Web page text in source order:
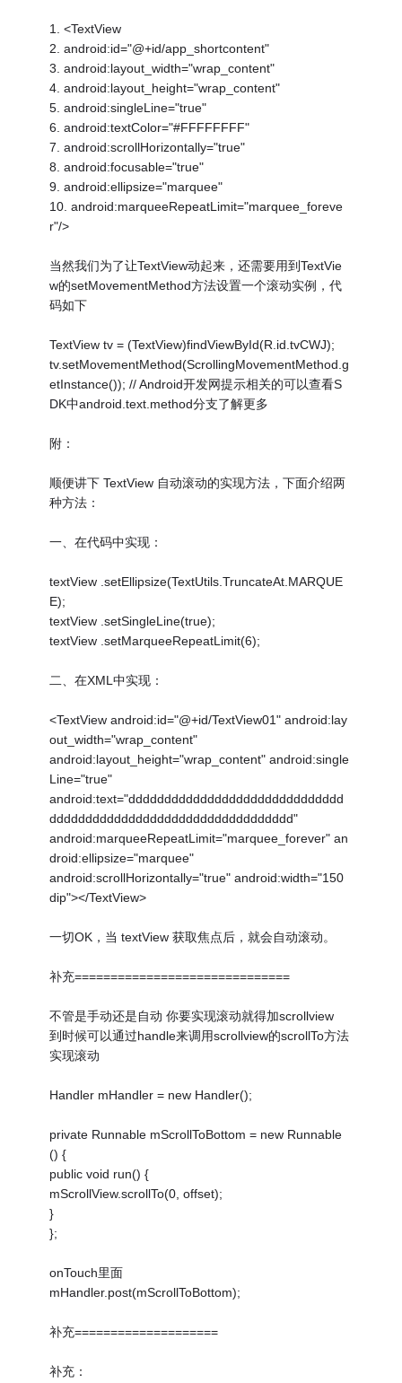
1. <TextView
2. android:id="@+id/app_shortcontent"
3. android:layout_width="wrap_content"
4. android:layout_height="wrap_content"
5. android:singleLine="true"
6. android:textColor="#FFFFFFFF"
7. android:scrollHorizontally="true"
8. android:focusable="true"
9. android:ellipsize="marquee"
10. android:marqueeRepeatLimit="marquee_foreve
r"/>
当然我们为了让TextView动起来，还需要用到TextVie
w的setMovementMethod方法设置一个滚动实例，代
码如下
TextView tv = (TextView)findViewById(R.id.tvCWJ);
tv.setMovementMethod(ScrollingMovementMethod.g
etInstance()); // Android开发网提示相关的可以查看S
DK中android.text.method分支了解更多
附：
顺便讲下 TextView 自动滚动的实现方法，下面介绍两
种方法：
一、在代码中实现：
textView .setEllipsize(TextUtils.TruncateAt.MARQUE
E);
textView .setSingleLine(true);
textView .setMarqueeRepeatLimit(6);
二、在XML中实现：
<TextView android:id="@+id/TextView01" android:lay
out_width="wrap_content"
android:layout_height="wrap_content" android:single
Line="true"
android:text="dddddddddddddddddddddddddddddd
dddddddddddddddddddddddddddddddddd"
android:marqueeRepeatLimit="marquee_forever" an
droid:ellipsize="marquee"
android:scrollHorizontally="true" android:width="150
dip"></TextView>
一切OK，当 textView 获取焦点后，就会自动滚动。
补充==============================
不管是手动还是自动 你要实现滚动就得加scrollview
到时候可以通过handle来调用scrollview的scrollTo方法
实现滚动
Handler mHandler = new Handler();
private Runnable mScrollToBottom = new Runnable
() {
public void run() {
mScrollView.scrollTo(0, offset);
}
};
onTouch里面
mHandler.post(mScrollToBottom);
补充====================
补充：